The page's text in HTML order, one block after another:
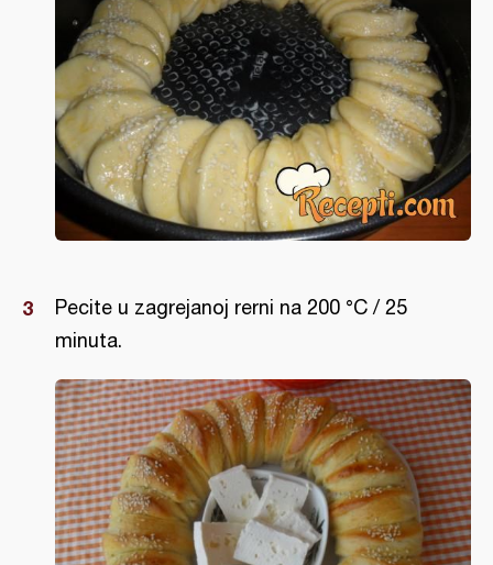
Pecite u zagrejanoj rerni na 200 °C / 25
minuta.